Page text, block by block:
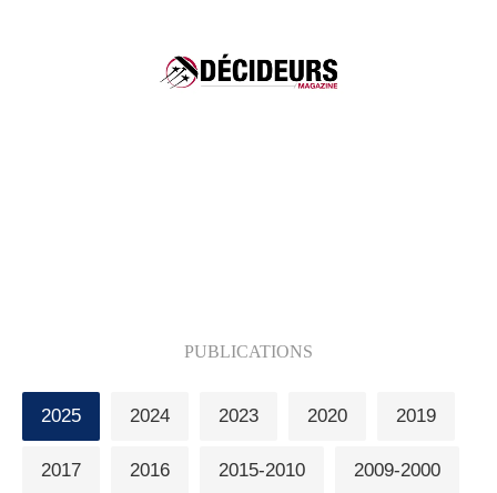
associés : Forte notoriété
PUBLICATIONS
2025 2024 2023 2020 2019
2017 2016 2015-2010 2009-2000